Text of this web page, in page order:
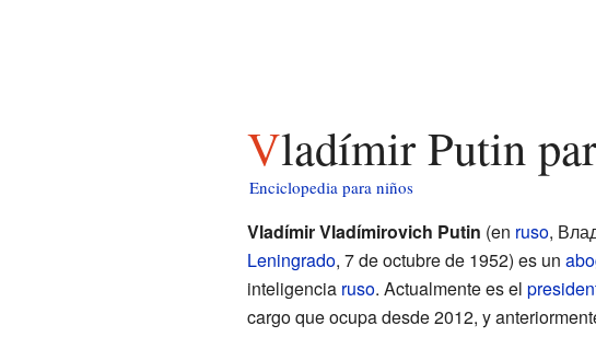
Vladímir Putin
Enciclopedia para niños
Vladímir Vladímirovich Putin (en ruso,
Leningrado, 7 de octubre de 1952) es un
inteligencia ruso. Actualmente es el
cargo que ocupa desde 2012, y